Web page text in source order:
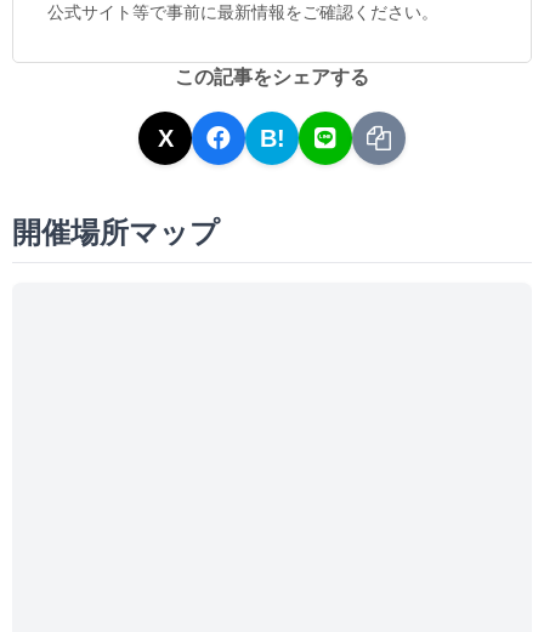
公式サイト等で事前に最新情報をご確認ください。
この記事をシェアする
X B!
開催場所マップ